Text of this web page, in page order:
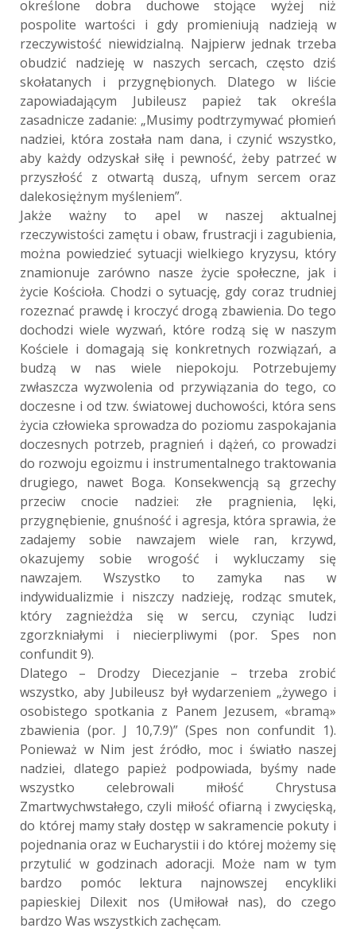
określone dobra duchowe stojące wyżej niż
pospolite wartości i gdy promieniują nadzieją w
rzeczywistość niewidzialną. Najpierw jednak trzeba
obudzić nadzieję w naszych sercach, często dziś
skołatanych i przygnębionych. Dlatego w liście
zapowiadającym Jubileusz papież tak określa
zasadnicze zadanie: „Musimy podtrzymywać płomień
nadziei, która została nam dana, i czynić wszystko,
aby każdy odzyskał siłę i pewność, żeby patrzeć w
przyszłość z otwartą duszą, ufnym sercem oraz
dalekosiężnym myśleniem”.
Jakże ważny to apel w naszej aktualnej
rzeczywistości zamętu i obaw, frustracji i zagubienia,
można powiedzieć sytuacji wielkiego kryzysu, który
znamionuje zarówno nasze życie społeczne, jak i
życie Kościoła. Chodzi o sytuację, gdy coraz trudniej
rozeznać prawdę i kroczyć drogą zbawienia. Do tego
dochodzi wiele wyzwań, które rodzą się w naszym
Kościele i domagają się konkretnych rozwiązań, a
budzą w nas wiele niepokoju. Potrzebujemy
zwłaszcza wyzwolenia od przywiązania do tego, co
doczesne i od tzw. światowej duchowości, która sens
życia człowieka sprowadza do poziomu zaspokajania
doczesnych potrzeb, pragnień i dążeń, co prowadzi
do rozwoju egoizmu i instrumentalnego traktowania
drugiego, nawet Boga. Konsekwencją są grzechy
przeciw cnocie nadziei: złe pragnienia, lęki,
przygnębienie, gnuśność i agresja, która sprawia, że
zadajemy sobie nawzajem wiele ran, krzywd,
okazujemy sobie wrogość i wykluczamy się
nawzajem. Wszystko to zamyka nas w
indywidualizmie i niszczy nadzieję, rodząc smutek,
który zagnieżdża się w sercu, czyniąc ludzi
zgorzkniałymi i niecierpliwymi (por. Spes non
confundit 9).
Dlatego – Drodzy Diecezjanie – trzeba zrobić
wszystko, aby Jubileusz był wydarzeniem „żywego i
osobistego spotkania z Panem Jezusem, «bramą»
zbawienia (por. J 10,7.9)” (Spes non confundit 1).
Ponieważ w Nim jest źródło, moc i światło naszej
nadziei, dlatego papież podpowiada, byśmy nade
wszystko celebrowali miłość Chrystusa
Zmartwychwstałego, czyli miłość ofiarną i zwycięską,
do której mamy stały dostęp w sakramencie pokuty i
pojednania oraz w Eucharystii i do której możemy się
przytulić w godzinach adoracji. Może nam w tym
bardzo pomóc lektura najnowszej encykliki
papieskiej Dilexit nos (Umiłował nas), do czego
bardzo Was wszystkich zachęcam.